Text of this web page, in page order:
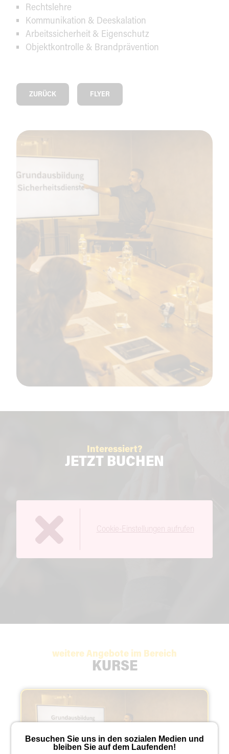
Rechtslehre
Kommunikation & Deeskalation
Arbeitssicherheit & Eigenschutz
Objektkontrolle & Brandprävention
ZURÜCK FLYER
Interessiert?
JETZT BUCHEN
Cookie-Einstellungen aufrufen
weitere Angebote im Bereich
KURSE
Besuchen Sie uns in den sozialen Medien und
bleiben Sie auf dem Laufenden!